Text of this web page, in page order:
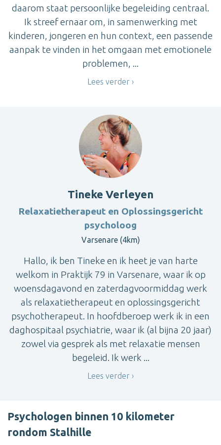
daarom staat persoonlijke begeleiding centraal.
Ik streef ernaar om, in samenwerking met
kinderen, jongeren en hun context, een passende
aanpak te vinden in het omgaan met emotionele
problemen, ...
Lees verder
Tineke Verleyen
Relaxatietherapeut en Oplossingsgericht
psycholoog
Varsenare (4km)
Hallo, ik ben Tineke en ik heet je van harte
welkom in Praktijk 79 in Varsenare, waar ik op
woensdagavond en zaterdagvoormiddag werk
als relaxatietherapeut en oplossingsgericht
psychotherapeut. In hoofdberoep werk ik in een
daghospitaal psychiatrie, waar ik (al bijna 20 jaar)
zowel via gesprek als met relaxatie mensen
begeleid. Ik werk ...
Lees verder
Psychologen binnen 10 kilometer
rondom Stalhille